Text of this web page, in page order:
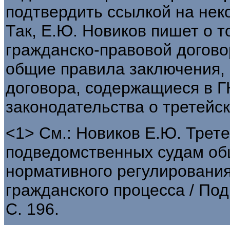
подтвердить ссылкой на
Так, Е.Ю. Новиков пишет о
гражданско-правовой
общие правила
договора, содержащиеся в
законодательства о
<1> См.: Новиков Е.Ю.
подведомственных судам
нормативного
гражданского процесса /
С. 196.